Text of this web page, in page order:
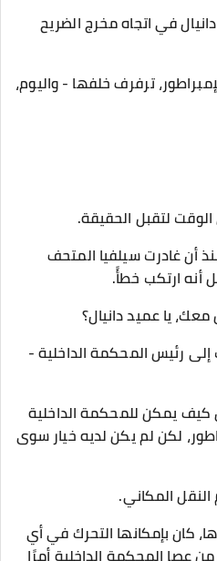
في اتجاه مخرج الضريح
ترفرف خلفها - واليوم،
لتقبل الحقيقة.
أن غادرت سيلفيا المتحف
أنه ارتكب خطأً.
معك، يا عميد دانيال؟
رئيس المحكمة الداخلية -
يمكن للمحكمة الداخلية
لكن لم يكن لديه خيار سوى
المكاني.
كان بإمكانها التحرك في أي
عصا المحكمة الداخلية أمرًا